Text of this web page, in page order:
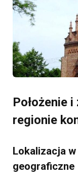
Położenie
regionie
Lokalizacja
geograficzne